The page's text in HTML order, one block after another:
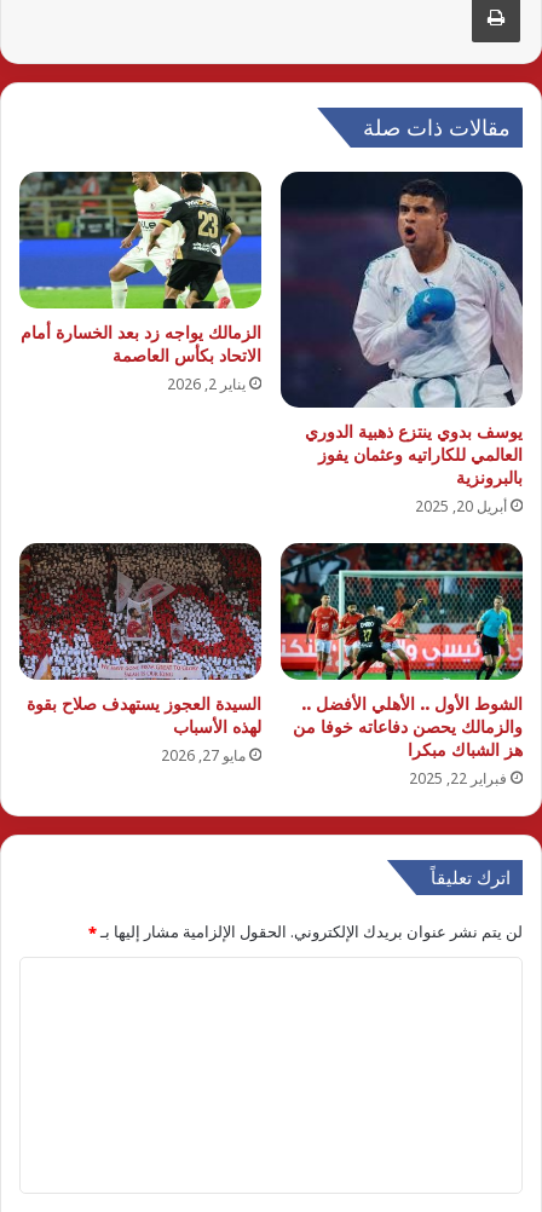
مقالات ذات صلة
يوسف بدوي ينتزع ذهبية الدوري
العالمي للكاراتيه وعثمان يفوز
بالبرونزية
أبريل 20, 2025
الزمالك يواجه زد بعد الخسارة أمام
الاتحاد بكأس العاصمة
يناير 2, 2026
الشوط الأول .. الأهلي الأفضل ..
والزمالك يحصن دفاعاته خوفا من
هز الشباك مبكرا
فبراير 22, 2025
السيدة العجوز يستهدف صلاح بقوة
لهذه الأسباب
مايو 27, 2026
اترك تعليقاً
لن يتم نشر عنوان بريدك الإلكتروني. الحقول الإلزامية مشار إليها بـ*
ق